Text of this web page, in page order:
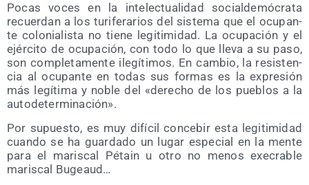
Pocas voces en la inte­lec­tua­li­dad social­de­mó­cra­ta
recuer­dan a los turi­fe­ra­rios del sis­te­ma que el ocu­pan­
te colo­nia­lis­ta no tie­ne legi­ti­mi­dad. La ocu­pa­ción y el
ejér­ci­to de ocu­pa­ción, con todo lo que lle­va a su paso,
son com­ple­ta­men­te ile­gí­ti­mos. En cam­bio, la resis­ten­
cia al ocu­pan­te en todas sus for­mas es la expre­sión
más legí­ti­ma y noble del «dere­cho de los pue­blos a la
autodeterminación».
Por supues­to, es muy difí­cil con­ce­bir esta legi­ti­mi­dad
cuan­do se ha guar­da­do un lugar espe­cial en la men­te
para el maris­cal Pétain u otro no menos exe­cra­ble
maris­cal Bugeaud…